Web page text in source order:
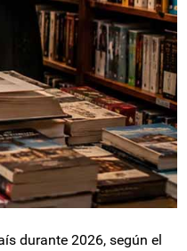
durante 2026, según el